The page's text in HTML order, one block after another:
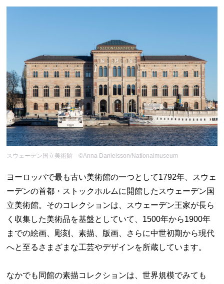
スウェーデン国立美術館 ©Anna Danielsson/Nationalmuseum
ヨーロッパで最も古い美術館の一つとして1792年、スウェ
ーデンの首都・ストックホルムに開館したスウェーデン国
立美術館。そのコレクションは、スウェーデン王家が長ら
く収集した美術品を基盤としていて、1500年から1900年
までの絵画、彫刻、素描、版画、さらに中世初期から現代
へと至るさまざまな工芸やデザインを所蔵しています。
なかでも同館の素描コレクションは、世界規模でみても